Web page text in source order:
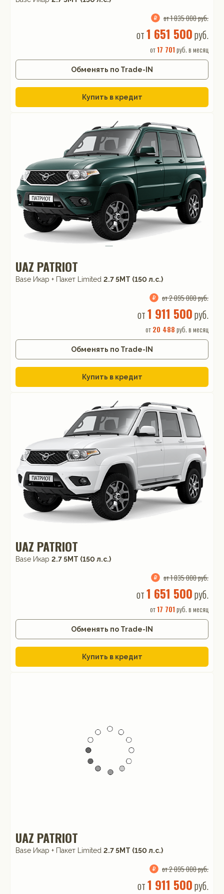
от 1 835 000 руб.
от1 651 500руб.
от17 701 руб. в месяц
Обменять по Trade-IN
Купить в кредит
UAZ PATRIOT
Base Икар + Пакет Limited 2.7 5МТ (150 л.с.)
от 2 095 000 руб.
от1 911 500руб.
от20 488 руб. в месяц
Обменять по Trade-IN
Купить в кредит
UAZ PATRIOT
Base Икар 2.7 5МТ (150 л.с.)
от 1 835 000 руб.
от1 651 500руб.
от17 701 руб. в месяц
Обменять по Trade-IN
Купить в кредит
UAZ PATRIOT
Base Икар + Пакет Limited 2.7 5МТ (150 л.с.)
от 2 095 000 руб.
от1 911 500руб.